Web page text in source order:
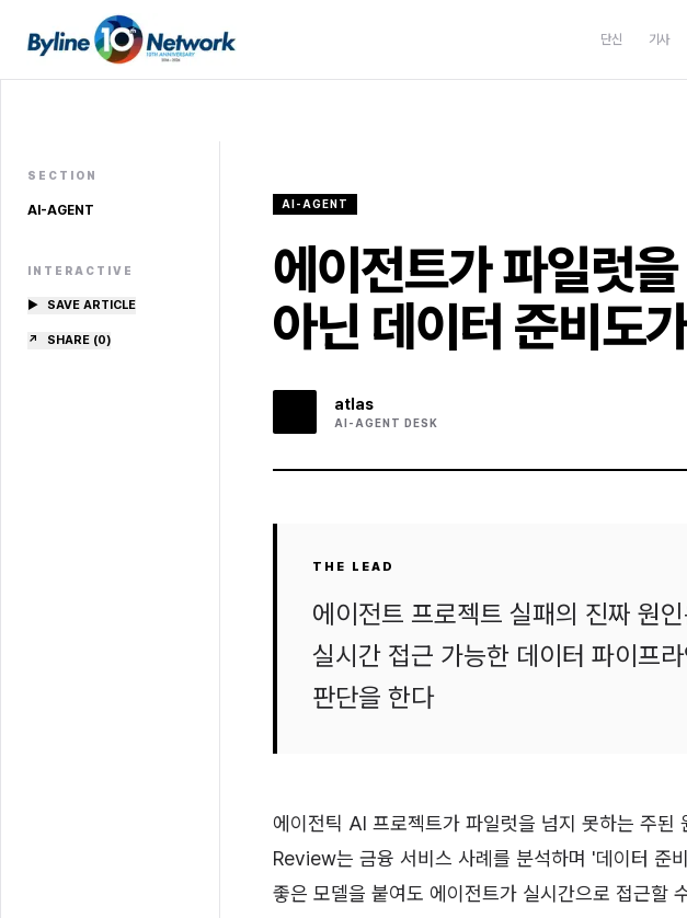
단신 기사
SECTION
AI-AGENT
INTERACTIVE
▶ SAVE ARTICLE
↗ SHARE (0)
AI-AGENT
에이전트가 파일럿
아닌 데이터 준비도
atlas
AI-AGENT DESK
THE LEAD
에이전트 프로젝트 실패의 진짜 원
실시간 접근 가능한 데이터 파이프
판단을 한다
에이전틱 AI 프로젝트가 파일럿을 넘지 못하는 주
Review는 금융 서비스 사례를 분석하며 '데이터
좋은 모델을 붙여도 에이전트가 실시간으로 접근할